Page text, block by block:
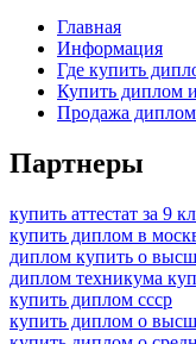
Главная
Информация
Где купить
Купить диплом
Продажа
Партнеры
купить аттестат за 9
купить диплом в
диплом купить о
диплом техникума
купить диплом ссср
купить диплом о